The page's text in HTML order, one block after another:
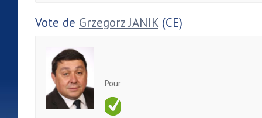
Vote de Grzegorz JANIK (CE)
Pour